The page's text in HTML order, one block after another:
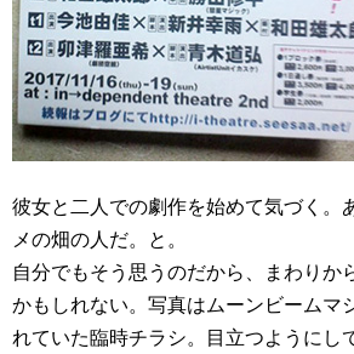
彼女と二人での劇作を始めて気づく。
メの畑の人だ。と。
自分でもそう思うのだから、まわりか
かもしれない。写真はムーンビームマ
れていた臨時チラシ。目立つようにし